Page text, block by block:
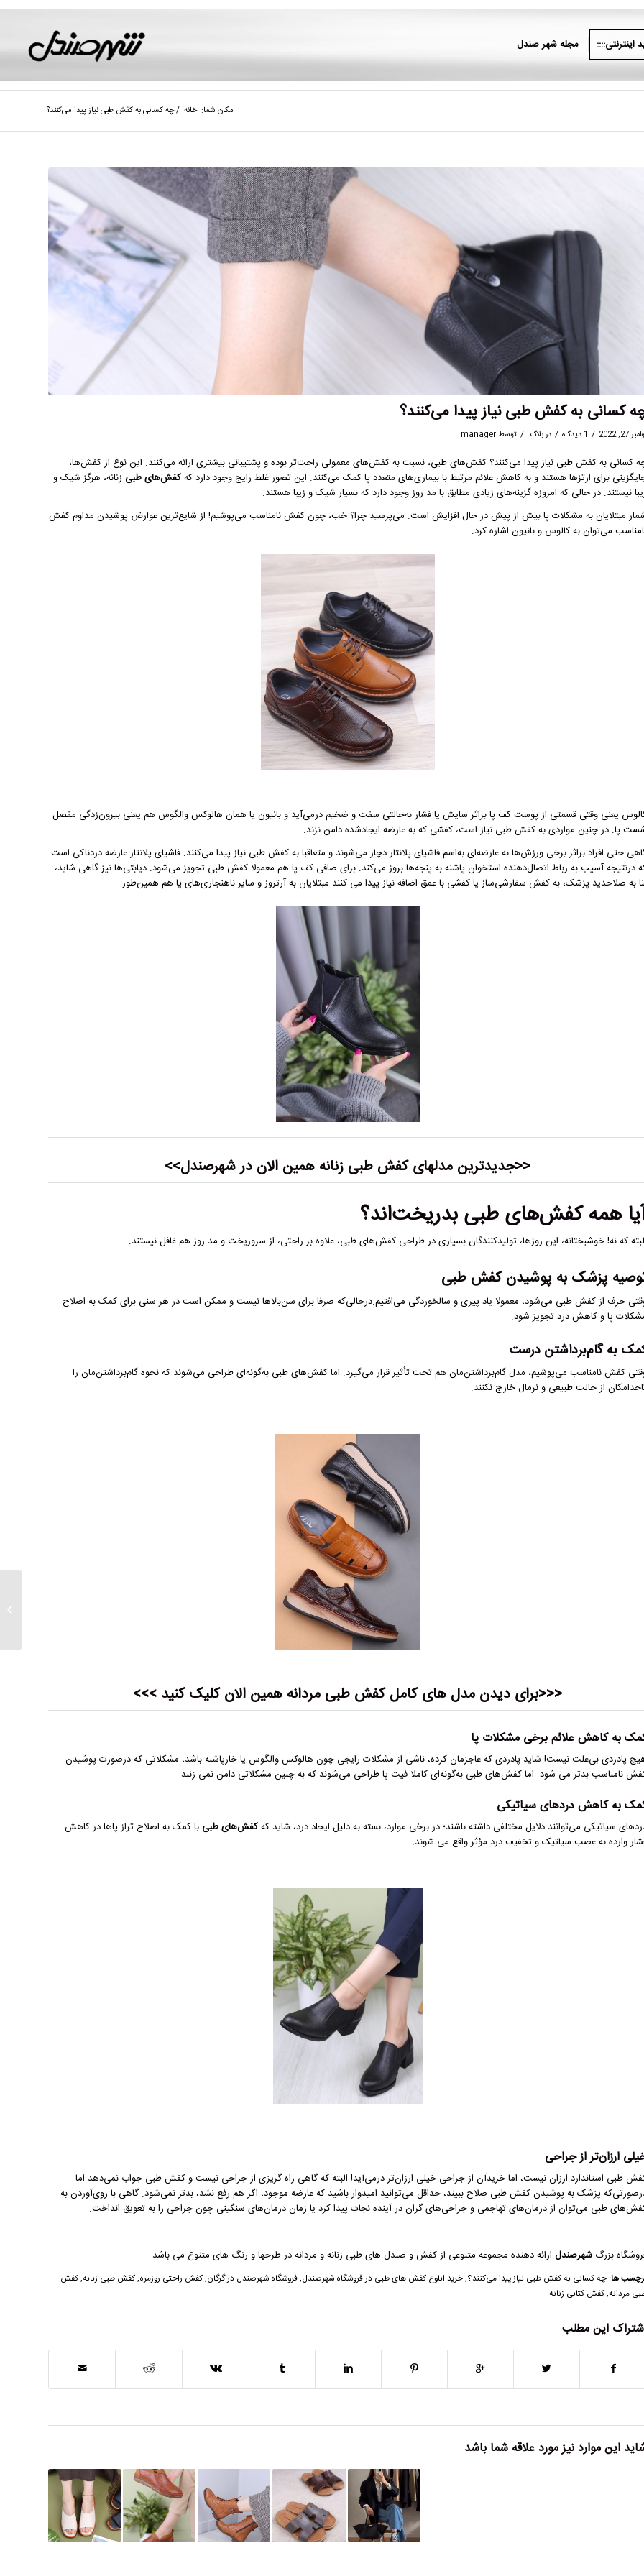
اینترنتی:::: مجله شهر صندل
مکان شما: خانه /چه کسانی به کفش طبی نیاز پیدا می‌کنند؟
کسانی به کفش طبی نیاز پیدا می‌کنند؟
27, 2022
/ 1 دیدگاه / دربلاگ / توسط manager
کسانی به کفش طبی نیاز پیدا می‌کنند؟ کفش‌های طبی، نسبت به کفش‌های معمولی راحت‌تر بوده و پشتیبانی بیشتری ارائه می‌کنند. این نوع از کفش‌ها،
برای ارتزها هستند و به کاهش علائم مرتبط با بیماری‌های متعدد پا کمک می‌کنند. این تصور غلط رایج وجود دارد کهکفش‌های طبی زنانه، هرگز شیک و
نیستند. در حالی که امروزه گزینه‌های زیادی مطابق با مد روز وجود دارد که بسیار شیک و زیبا هستند.
مبتلایان به مشکلات پا بیش از پیش در حال افزایش است. می‌پرسید چرا؟ خب، چون کفش نامناسب می‌پوشیم! از شایع‌ترین عوارض پوشیدن مداوم کفش
می‌توان به کالوس و بانیون اشاره کرد.
یعنی وقتی قسمتی از پوست کف پا براثر سایش یا فشار به‌حالتی سفت و ضخیم درمی‌آید و بانیون یا همان هالوکس والگوس هم یعنی بیرون‌زدگی مفصل
پا. در چنین مواردی به کفش طبی نیاز است، کفشی که به عارضه ایجادشده دامن نزند.
حتی افراد براثر برخی ورزش‌ها به عارضه‌ای به‌اسم فاشیای پلانتار دچار می‌شوند و متعاقبا به کفش طبی نیاز پیدا می‌کنند. فاشیای پلانتار عارضه دردناکی است
درنتیجه آسیب به رباط اتصال‌دهنده استخوان پاشنه به پنجه‌ها بروز می‌کند. برای صافی کف پا هم معمولا کفش طبی تجویز می‌شود. دیابتی‌ها نیز گاهی شاید،
به صلاحدید پزشک، به کفش سفارشی‌ساز یا کفشی با عمق اضافه نیاز پیدا می کنند.مبتلایان به آرتروز و سایر ناهنجاری‌های پا هم همین‌طور.
<<جدیدترین مدلهایکفش طبی زنانه همین الان در شهرصندل>>
همه کفش‌های طبی بدریخت‌اند؟
که نه! خوشبختانه، این روزها، تولیدکنندگان بسیاری در طراحی کفش‌های طبی، علاوه بر راحتی، از سروریخت و مد روز هم غافل نیستند.
پزشک به پوشیدن کفش طبی
حرف از کفش طبی می‌شود، معمولا یاد پیری و سالخوردگی می‌افتیم.درحالی‌که صرفا برای سن‌بالاها نیست و ممکن است در هر سنی برای کمک به اصلاح
پا و کاهش درد تجویز شود.
به گام‌برداشتن درست
کفش نامناسب می‌پوشیم، مدل گام‌برداشتن‌مان هم تحت تأثیر قرار می‌گیرد. اما کفش‌های طبی به‌گونه‌ای طراحی می‌شوند که نحوه گام‌برداشتن‌مان را
از حالت طبیعی و نرمال خارج نکنند.
<<<برای دیدن مدل های کاملکفش طبی مردانه همین الان کلیک کنید >>>
به کاهش علائم برخی مشکلات پا
پادردی بی‌علت نیست! شاید پادردی که عاجزمان کرده، ناشی از مشکلات رایجی چون هالوکس والگوس یا خارپاشنه باشد، مشکلاتی که درصورت پوشیدن
نامناسب بدتر می شود. اما کفش‌های طبی به‌گونه‌ای کاملا فیت پا طراحی می‌شوند که به چنین مشکلاتی دامن نمی زنند.
به کاهش دردهای سیاتیکی
سیاتیکی می‌توانند دلایل مختلفی داشته باشند؛ در برخی موارد، بسته به دلیل ایجاد درد، شاید کهکفش‌های‌ طبی با کمک به اصلاح تراز پاها در کاهش
وارده به عصب سیاتیک و تخفیف درد مؤثر واقع می شوند.
ارزان‌تر از جراحی
طبی استاندارد ارزان نیست، اما خریدآن از جراحی خیلی ارزان‌تر درمی‌آید! البته که گاهی راه گریزی از جراحی نیست و کفش طبی جواب نمی‌دهد.اما
پزشک به پوشیدن کفش طبی صلاح ببیند، حداقل می‌توانید امیدوار باشید که عارضه موجود، اگر هم رفع نشد، بدتر نمی‌شود. گاهی با روی‌آوردن به
طبی می‌توان از درمان‌های تهاجمی و جراحی‌های گران در آینده نجات پیدا کرد یا زمان درمان‌های سنگینی چون جراحی را به تعویق انداخت.
بزرگ شهرصندلارائه دهنده مجموعه متنوعی از کفش و صندل های طبی زنانه و مردانه در طرحها و رنگ های متنوع می باشد .
ها: چه کسانی به کفش طبی نیاز پیدا می‌کنند؟,خرید اناوع کفش های طبی در فروشگاه شهرصندل,فروشگاه شهرصندل در گرگان,کفش راحتی روزمره,کفش طبی زنانه,کفش
مردانه,کفش کتانی زنانه
این مطلب
این موارد نیز مورد علاقه شما باشد